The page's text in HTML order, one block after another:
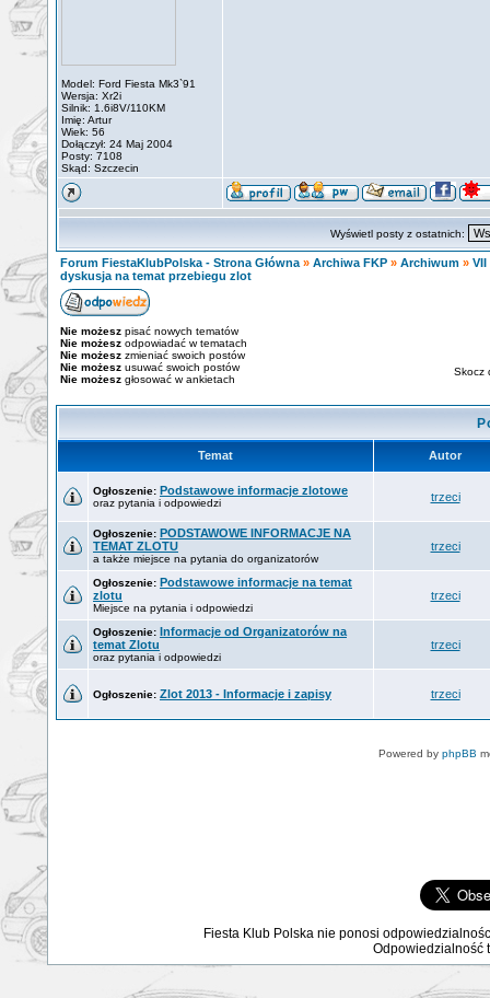
Model: Ford Fiesta Mk3`91
Wersja: Xr2i
Silnik: 1.6i8V/110KM
Imię: Artur
Wiek: 56
Dołączył: 24 Maj 2004
Posty: 7108
Skąd: Szczecin
Wyświetl posty z ostatnich:
Forum FiestaKlubPolska - Strona Główna » Archiwa FKP » Archiwum » VII
dyskusja na temat przebiegu zlot
Nie możesz pisać nowych tematów
Nie możesz odpowiadać w tematach
Nie możesz zmieniać swoich postów
Nie możesz usuwać swoich postów
Nie możesz głosować w ankietach
Skocz
Temat Autor
Ogłoszenie: Podstawowe informacje zlotowe
oraz pytania i odpowiedzi trzeci
Ogłoszenie: PODSTAWOWE INFORMACJE NA
TEMAT ZLOTU
a także miejsce na pytania do organizatorów
trzeci
Ogłoszenie: Podstawowe informacje na temat
zlotu
Miejsce na pytania i odpowiedzi
trzeci
Ogłoszenie: Informacje od Organizatorów na
temat Zlotu
oraz pytania i odpowiedzi
trzeci
Ogłoszenie: Zlot 2013 - Informacje i zapisy trzeci
Powered by phpBB
Fiesta Klub Polska nie ponosi
Odpowiedzialność